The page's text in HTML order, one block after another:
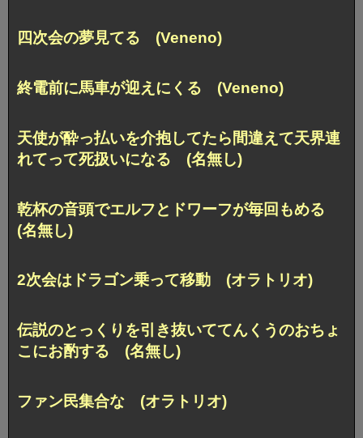
四次会の夢見てる (Veneno)
終電前に馬車が迎えにくる (Veneno)
天使が酔っ払いを介抱してたら間違えて天界連
れてって死扱いになる (名無し)
乾杯の音頭でエルフとドワーフが毎回もめる
(名無し)
2次会はドラゴン乗って移動 (オラトリオ)
伝説のとっくりを引き抜いててんくうのおちょ
こにお酌する (名無し)
ファン民集合な (オラトリオ)